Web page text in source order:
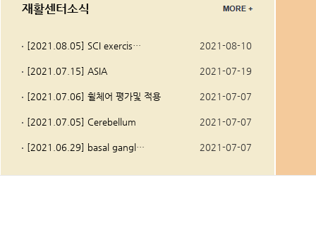
재활센터소식
[2021.08.05] SCI exercis… 2021-08-10
[2021.07.15] ASIA 2021-07-19
[2021.07.06] 휠체어 평가및 적용 2021-07-07
[2021.07.05] Cerebellum 2021-07-07
[2021.06.29] basal gangl… 2021-07-07